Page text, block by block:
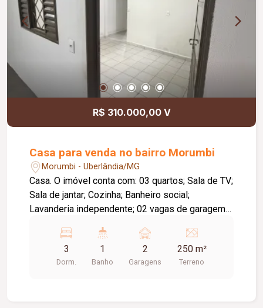
R$ 310.000,00 V
Casa para venda no bairro Morumbi
Morumbi - Uberlândia/MG
Casa. O imóvel conta com: 03 quartos; Sala de TV;
Sala de jantar; Cozinha; Banheiro social;
Lavanderia independente; 02 vagas de garagem
ideal para construção de área gourmet, piscina,
ampliação do imóvel ou espaço de lazer;
Ambientes bem distribuídos, proporcionando
3
Dorm.
1
Banho
2
Garagens
250 m²
Terreno